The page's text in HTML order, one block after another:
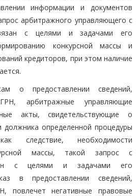
информации и документов
арбитражного управляющего с
с целями и задачами его
конкурсной массы и
кредиторов, при этом наличие
о предоставлении сведений,
арбитражные управляющие
акты, свидетельствующие о
определенной процедуры
следствие, необходимости
массы, такой запрос с
с целями и задачами его
в предоставлении сведений,
повлечет негативные правовые